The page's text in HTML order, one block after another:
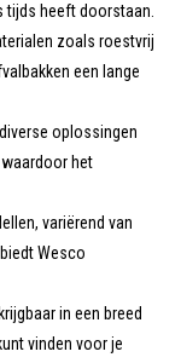
tijds heeft doorstaan.
zoals roestvrij
een lange
oplossingen
het
variërend van
Wesco
in een breed
vinden voor je